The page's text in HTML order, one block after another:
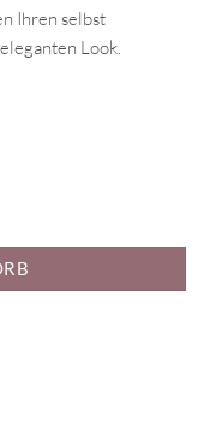
Ihren selbst
Look.